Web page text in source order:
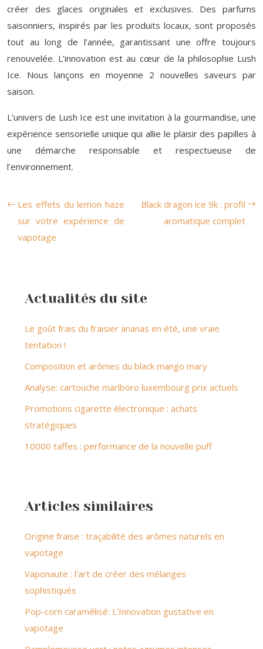
créer des glaces originales et exclusives. Des parfums
saisonniers, inspirés par les produits locaux, sont proposés
tout au long de l’année, garantissant une offre toujours
renouvelée. L’innovation est au cœur de la philosophie Lush
Ice. Nous lançons en moyenne 2 nouvelles saveurs par
saison.
L’univers de Lush Ice est une invitation à la gourmandise, une
expérience sensorielle unique qui allie le plaisir des papilles à
une démarche responsable et respectueuse de
l’environnement.
Les effets du lemon haze
sur votre expérience de
vapotage
Black dragon ice 9k : profil
aromatique complet
Actualités du site
Le goût frais du fraisier ananas en été, une vraie
tentation !
Composition et arômes du black mango mary
Analyse: cartouche marlboro luxembourg prix actuels
Promotions cigarette électronique : achats
stratégiques
10000 taffes : performance de la nouvelle puff
Articles similaires
Origine fraise : traçabilité des arômes naturels en
vapotage
Vaponaute : l’art de créer des mélanges
sophistiqués
Pop-corn caramélisé: L’Innovation gustative en
vapotage